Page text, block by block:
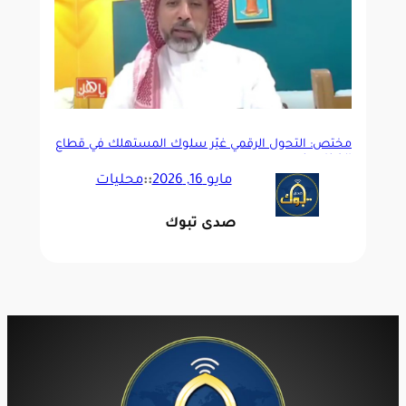
مختص: التحول الرقمي غيّر سلوك المستهلك في قطاع
مايو 16, 2026 ::محليات
صدى تبوك